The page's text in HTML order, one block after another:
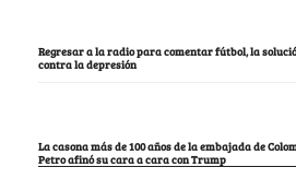
Regresar a la radio para comentar fútbol, la
contra la depresión
La casona más de 100 años de la embajada de
Petro afinó su cara a cara con Trump